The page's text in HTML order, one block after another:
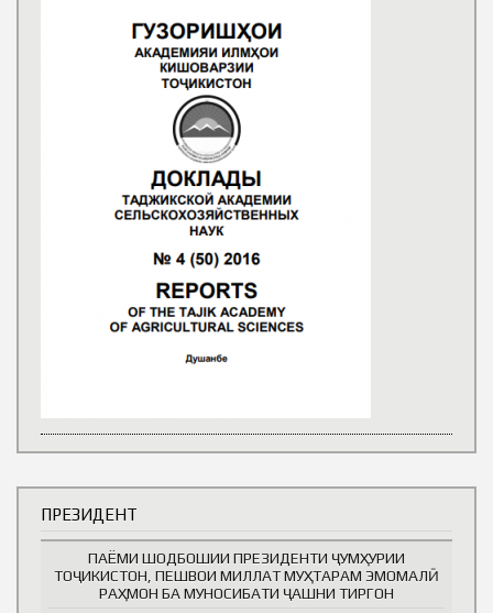
ПРЕЗИДЕНТ
ПАЁМИ ШОДБОШИИ ПРЕЗИДЕНТИ ҶУМҲУРИИ
ТОҶИКИСТОН, ПЕШВОИ МИЛЛАТ МУҲТАРАМ ЭМОМАЛӢ
РАҲМОН БА МУНОСИБАТИ ҶАШНИ ТИРГОН